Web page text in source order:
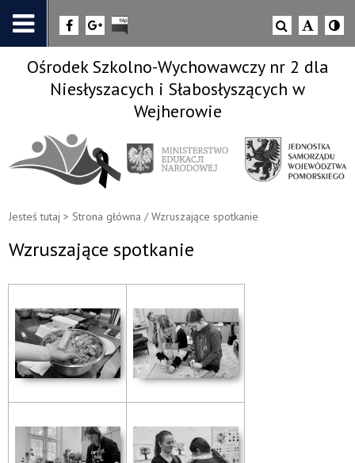
Ośrodek Szkolno-Wychowawczy nr 2 dla
Niesłyszacych i Słabosłyszących w
Wejherowie
Jesteś tutaj >Strona główna /Wzruszające spotkanie
Wzruszające spotkanie